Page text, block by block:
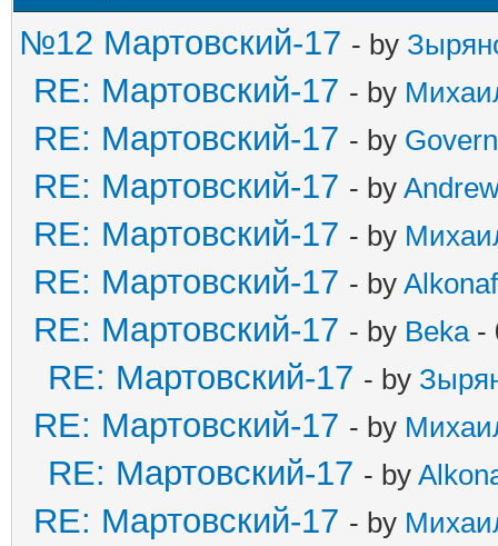
№12 Мартовский-17 - by
RE: Мартовский-17 - by
RE: Мартовский-17 - by
RE: Мартовский-17 - by
RE: Мартовский-17 - by
RE: Мартовский-17 - by
RE: Мартовский-17 - by Beka-
RE: Мартовский-17 - by
RE: Мартовский-17 - by
RE: Мартовский-17 - by
RE: Мартовский-17 - by